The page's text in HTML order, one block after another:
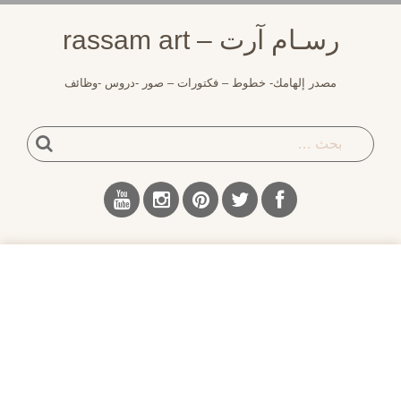
رسـام آرت – rassam art
مصدر إلهامك- خطوط – فكتورات – صور -دروس -وظائف